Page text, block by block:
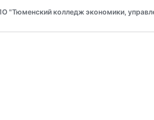
"Тюменский колледж экономики,